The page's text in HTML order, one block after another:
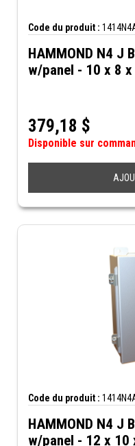
Code du produit :
HAMMOND N4 J
w/panel - 10 x 8
379,18 $
Disponible sur
Code du produit :
HAMMOND N4 J
w/panel - 12 x 10